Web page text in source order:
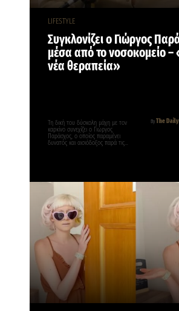
LIFESTYLE
Συγκλονίζει ο Γιώργος
μέσα από το νοσοκομείο –
νέα θεραπεία»
By The
Τη δική του δύσκολη μάχη με τον
καρκίνο συνεχίζει ο Γιώργος
Παράσχος, ο οποίος παραμένει
δυνατός και αισιόδοξος παρά τις…